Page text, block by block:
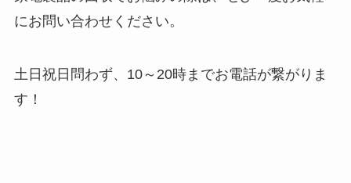
にお問い合わせください。
土日祝日問わず、10～20時までお電話が繋がりま
す！